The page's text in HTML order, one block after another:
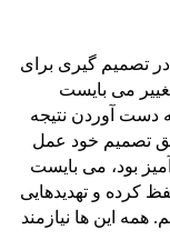
در تصمیم گیری برای
می بایست
دست آوردن نتیجه
تصمیم خود عمل
بود، می بایست
کرده و تهدیدهایی
این ها نیازمند